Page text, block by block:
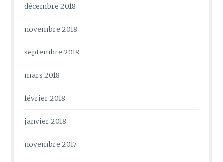
décembre 2018
novembre 2018
septembre 2018
mars 2018
février 2018
janvier 2018
novembre 2017